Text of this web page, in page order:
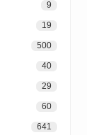
9
19
500
40
29
60
641